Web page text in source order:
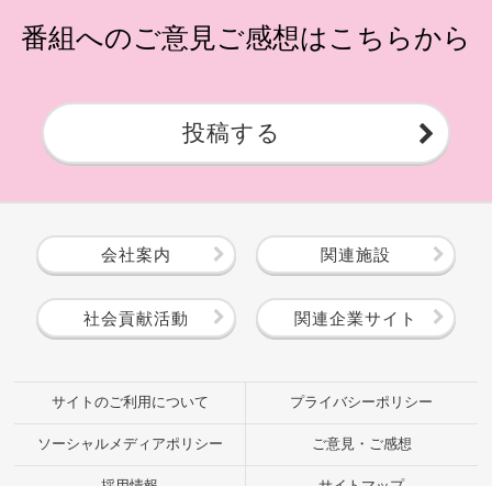
番組へのご意見ご感想はこちらから
投稿する
会社案内 関連施設
社会貢献活動 関連企業サイト
サイトのご利用について プライバシーポリシー
ソーシャルメディアポリシー ご意見・ご感想